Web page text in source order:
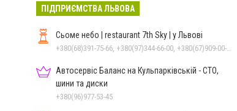
ПІДПРИЄМСТВА ЛЬВОВА
Сьоме небо | restaurant 7th Sky | у Львові
Автосервіс Баланс на Кульпарківській - СТО,
шини та диски
+380(96)977-53-45